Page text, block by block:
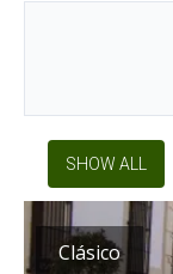
SHOW ALL
Clásico